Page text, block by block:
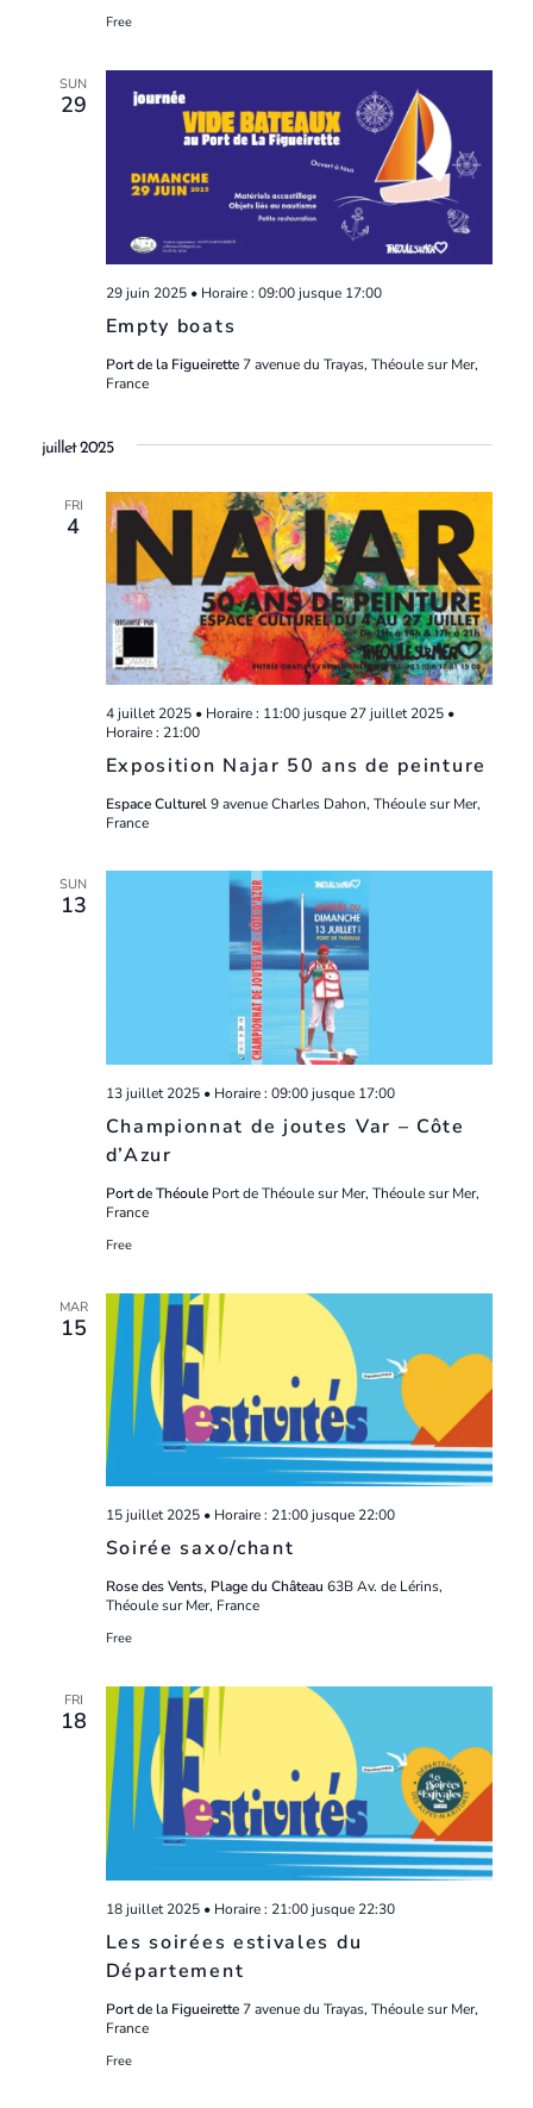
Free
SUN
29
Empty boats
29 juin 2025 • Horaire : 09:00jusque 17:00
Port de la Figueirette 7 avenue du Trayas, Théoule sur Mer,
France
juillet 2025
FRI
4
Exposition Najar 50 ans de peinture
4 juillet 2025 • Horaire : 11:00jusque 27 juillet 2025 •
Horaire : 21:00
Espace Culturel 9 avenue Charles Dahon, Théoule sur Mer,
France
SUN
13
Championnat de joutes Var – Côte
d’Azur
13 juillet 2025 • Horaire : 09:00jusque 17:00
Port de Théoule Port de Théoule sur Mer, Théoule sur Mer,
France
Free
MAR
15
Soirée saxo/chant
15 juillet 2025 • Horaire : 21:00jusque 22:00
Rose des Vents, Plage du Château 63B Av. de Lérins,
Théoule sur Mer, France
Free
FRI
18
Les soirées estivales du
Département
18 juillet 2025 • Horaire : 21:00jusque 22:30
Port de la Figueirette 7 avenue du Trayas, Théoule sur Mer,
France
Free